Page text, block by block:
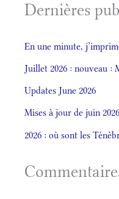
Dernières
En une minute,
Juillet 2026 : nouveau :
Updates June 2026
Mises à jour de juin 2026
2026 : où sont les